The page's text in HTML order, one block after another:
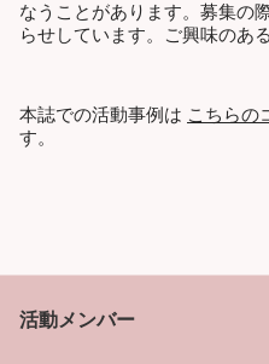
なうことがあります。募集の
らせしています。ご興味のあ
本誌での活動事例は こちらの
す。
活動メンバー